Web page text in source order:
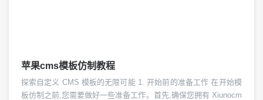
苹果cms模板仿制教程
探索自定义 CMS 模板的无限可能 1. 开始前的准备工作 在开始模
板仿制之前,您需要做好一些准备工作。首先,确保您拥有 Xiunocm